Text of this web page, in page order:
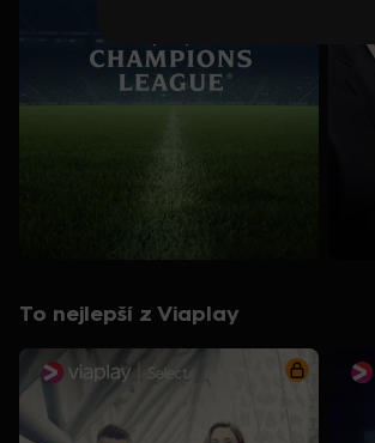
To nejlepší z Viaplay